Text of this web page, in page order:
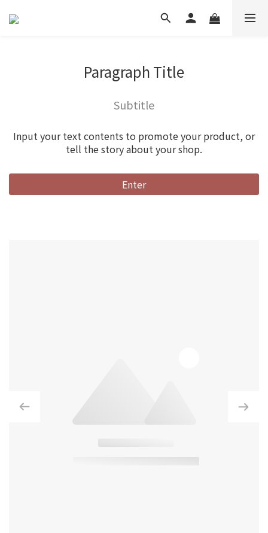
Paragraph Title
Subtitle
Input your text contents to promote your product, or
tell the story about your shop.
Enter